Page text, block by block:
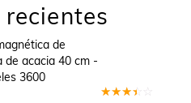
de
de acacia 40 cm -
3600